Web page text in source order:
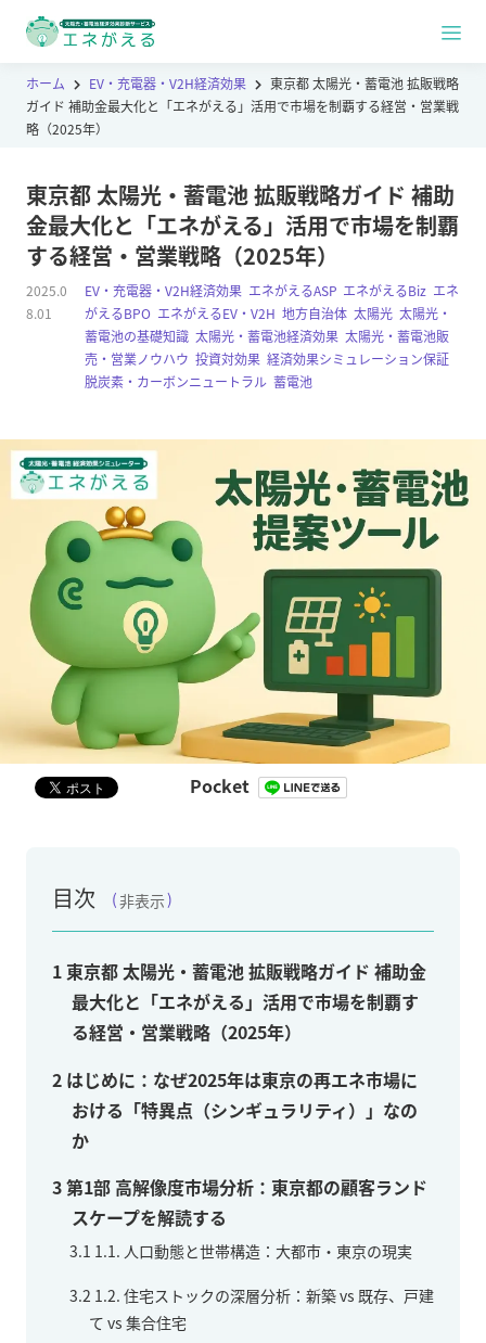
ホーム EV・充電器・V2H経済効果
東京都 太陽光・蓄電池 拡販戦略
ガイド 補助金最大化と「エネがえる」活用で市場を制覇する経営・営業戦
略（2025年）
東京都 太陽光・蓄電池 拡販戦略ガイド 補助
金最大化と「エネがえる」活用で市場を制覇
する経営・営業戦略（2025年）
EV・充電器・V2H経済効果 エネがえるASP エネがえるBiz エネ
がえるBPO エネがえるEV・V2H ,地方自治体 ,太陽光 ,太陽光・
蓄電池の基礎知識 ,太陽光・蓄電池経済効果 ,太陽光・蓄電池販
売・営業ノウハウ ,投資対効果 ,経済効果シミュレーション保証
脱炭素・カーボンニュートラル ,蓄電池
2025.0
8.01
Pocket
目次 非表示
1 東京都 太陽光・蓄電池 拡販戦略ガイド 補助金
最大化と「エネがえる」活用で市場を制覇す
る経営・営業戦略（2025年）
2 はじめに：なぜ2025年は東京の再エネ市場に
おける「特異点（シンギュラリティ）」なの
か
3第1部 高解像度市場分析：東京都の顧客ランド
スケープを解読する
3.1 1.1. 人口動態と世帯構造：大都市・東京の現実
3.2 1.2. 住宅ストックの深層分析：新築 vs 既存、戸建
て vs 集合住宅